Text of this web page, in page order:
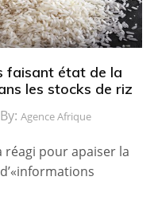
faisant état de la
les stocks de riz
Agence Afrique
réagi pour apaiser la